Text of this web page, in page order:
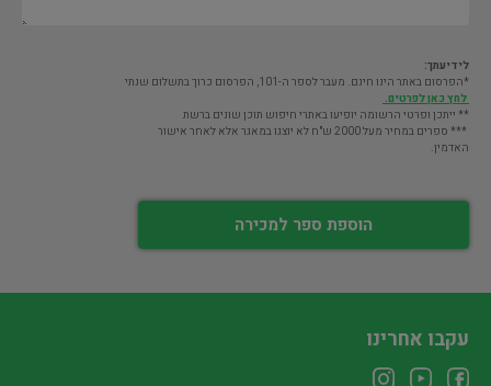
לידיעתך:
*הפרסום באתר הינו חינם. מעבר לספר ה-101, הפרסום כרוך בתשלום שנתי
לחץ כאן לפרטים.
** ייתכן ופרטי הרשומה יופיעו באתרי חיפוש תוכן שונים ברשת
*** ספרים במחיר מעל 2000 ש"ח לא יוצגו במאגר אלא לאחר אישור
האדמין.
הוספת ספר למכירה
עקבו אחרינו